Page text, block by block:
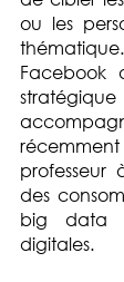
ou les
Facebook
professeur
des
big data
digitales.